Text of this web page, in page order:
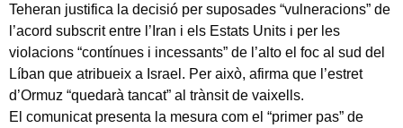
Teheran justifica la decisió per suposades “vulneracions” de
l’acord subscrit entre l’Iran i els Estats Units i per les
violacions “contínues i incessants” de l’alto el foc al sud del
Líban que atribueix a Israel. Per això, afirma que l’estret
d’Ormuz “quedarà tancat” al trànsit de vaixells.
El comunicat presenta la mesura com el “primer pas” de